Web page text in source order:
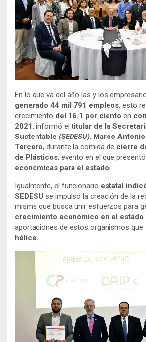
En lo que va del año las y los
generado 44 mil 791 empleos, esto
crecimiento del 16.1 por ciento en
2021, informó el titular de la
Sustentable (SEDESU), Marco
Tercero, durante la comida de cierre
de Plásticos, evento en el que
económicas para el estado.
Igualmente, el funcionario estatal
SEDESU se impulsó la creación de la
misma que busca unir esfuerzos para
crecimiento económico en el estado
aportaciones de estos organismos que
hélice.